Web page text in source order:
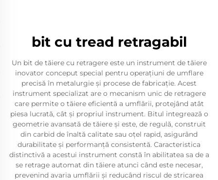
bit cu tread retragabil
Un bit de tăiere cu retragere este un instrument de tăiere
inovator conceput special pentru operațiuni de umflare
precisă în metalurgie și procese de fabricație. Acest
instrument specializat are o mecanism unic de retragere
care permite o tăiere eficientă a umflării, protejând atât
piesa lucrată, cât și propriul instrument. Bitul integrează o
geometrie avansată de tăiere și este, de regulă, construit
din carbid de înaltă calitate sau oțel rapid, asigurând
durabilitate și performanță consistentă. Caracteristica
distinctivă a acestui instrument constă în abilitatea sa de a
se retrage automat din tăiere atunci când este necesar,
prevenind avaria umflării și reducând riscul de stricarea